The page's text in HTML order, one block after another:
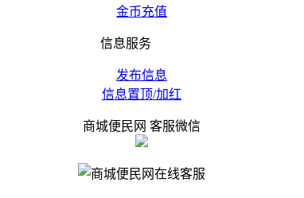
金币充值
信息服务
发布信息
信息置顶/加红
商城便民网 客服微信